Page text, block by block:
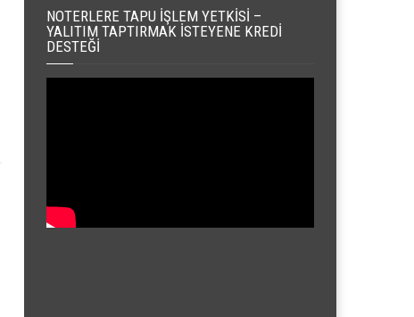
NOTERLERE TAPU İŞLEM YETKISI –
YALITIM TAPTIRMAK İSTEYENE KREDI
DESTEĞI